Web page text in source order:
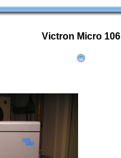
Victron Micro 106